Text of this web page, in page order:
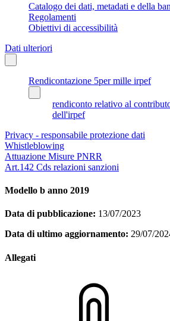
Catalogo dei dati, metadati e della
Regolamenti
Obiettivi di accessibilità
Dati ulteriori
Rendicontazione 5per mille irpef
rendiconto relativo al
dell'irpef
Privacy - responsabile protezione dati
Whistleblowing
Attuazione Misure PNRR
Art.142 Cds relazioni sanzioni
Modello b anno 2019
Data di pubblicazione: 13/07/2023
Data di ultimo aggiornamento: 29/07/
Allegati